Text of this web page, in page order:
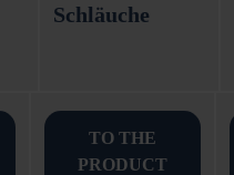
Schläuche
TO THE
PRODUCT